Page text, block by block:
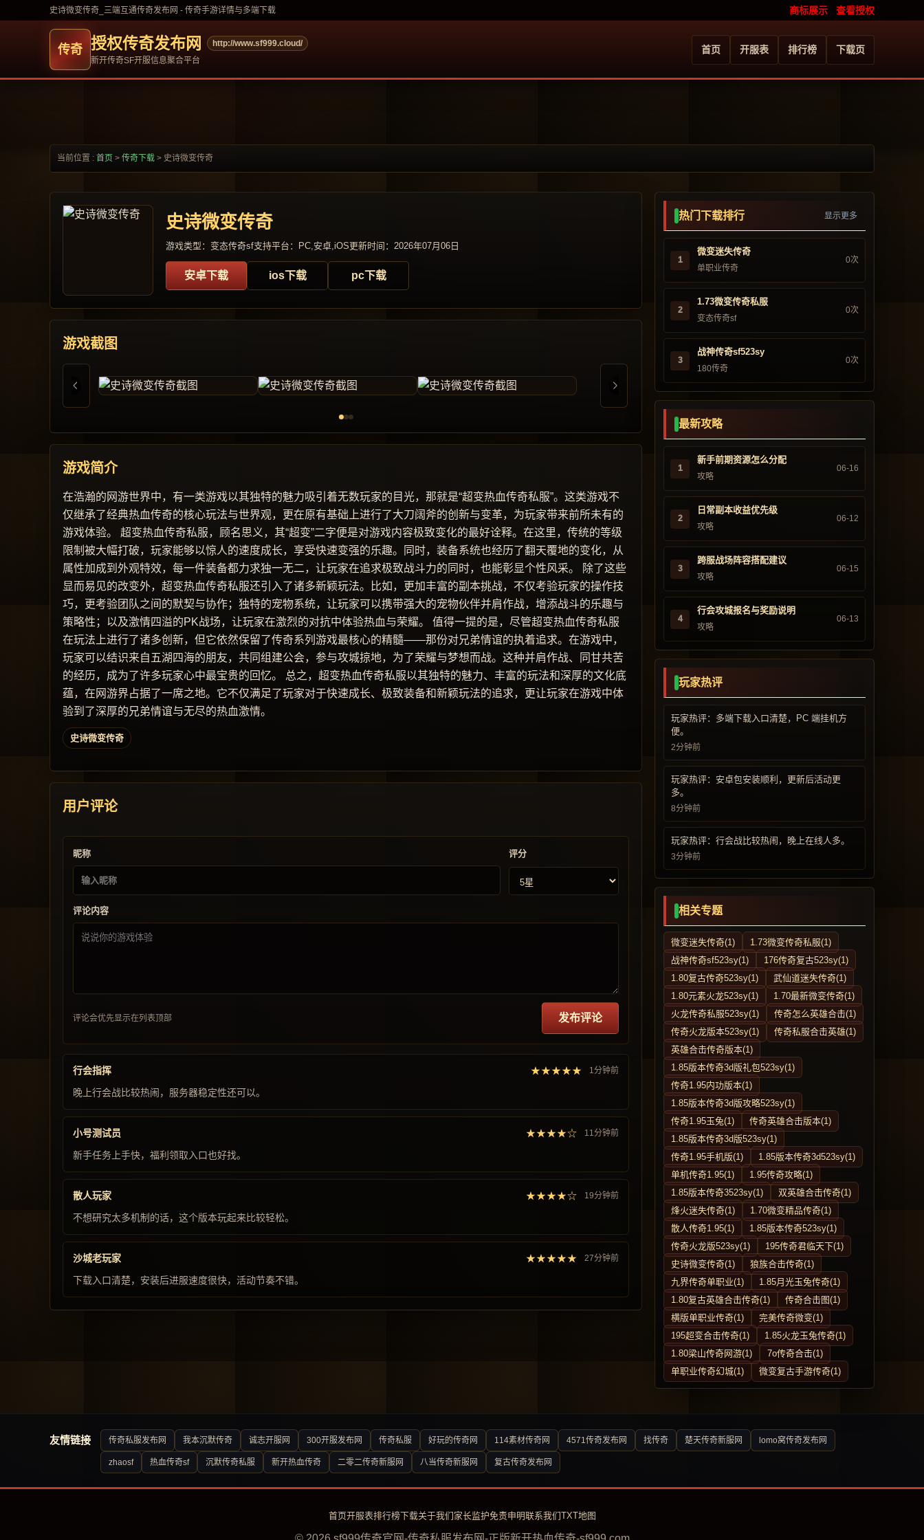
史诗微变传奇_三端互通传奇发布网 - 传奇手游详情与多端下载 商标展示 查看授权
授权传奇发布网
http://www.sf999.cloud/
新开传奇SF开服信息聚合平台
首页 开服表 排行榜 下载页
当前位置 : 首页 > 传奇下载 > 史诗微变传奇
史诗微变传奇
游戏类型：变态传奇sf支持平台：PC,安卓,iOS更新时间：2026年07月06日
安卓下载 ios下载 pc下载
游戏截图
游戏简介
在浩瀚的网游世界中，有一类游戏以其独特的魅力吸引着无数玩家的目光，那就是“超变热血传奇私服”。这类游戏不
仅继承了经典热血传奇的核心玩法与世界观，更在原有基础上进行了大刀阔斧的创新与变革，为玩家带来前所未有的
游戏体验。 超变热血传奇私服，顾名思义，其“超变”二字便是对游戏内容极致变化的最好诠释。在这里，传统的等级
限制被大幅打破，玩家能够以惊人的速度成长，享受快速变强的乐趣。同时，装备系统也经历了翻天覆地的变化，从
属性加成到外观特效，每一件装备都力求独一无二，让玩家在追求极致战斗力的同时，也能彰显个性风采。 除了这些
显而易见的改变外，超变热血传奇私服还引入了诸多新颖玩法。比如，更加丰富的副本挑战，不仅考验玩家的操作技
巧，更考验团队之间的默契与协作；独特的宠物系统，让玩家可以携带强大的宠物伙伴并肩作战，增添战斗的乐趣与
策略性；以及激情四溢的PK战场，让玩家在激烈的对抗中体验热血与荣耀。 值得一提的是，尽管超变热血传奇私服
在玩法上进行了诸多创新，但它依然保留了传奇系列游戏最核心的精髓——那份对兄弟情谊的执着追求。在游戏中，
玩家可以结识来自五湖四海的朋友，共同组建公会，参与攻城掠地，为了荣耀与梦想而战。这种并肩作战、同甘共苦
的经历，成为了许多玩家心中最宝贵的回忆。 总之，超变热血传奇私服以其独特的魅力、丰富的玩法和深厚的文化底
蕴，在网游界占据了一席之地。它不仅满足了玩家对于快速成长、极致装备和新颖玩法的追求，更让玩家在游戏中体
验到了深厚的兄弟情谊与无尽的热血激情。
史诗微变传奇
用户评论
昵称 评分
评论内容
评论会优先显示在列表顶部 发布评论
行会指挥 ★★★★★ 1分钟前
晚上行会战比较热闹，服务器稳定性还可以。
小号测试员 ★★★★☆ 11分钟前
新手任务上手快，福利领取入口也好找。
散人玩家 ★★★★☆ 19分钟前
不想研究太多机制的话，这个版本玩起来比较轻松。
沙城老玩家 ★★★★★ 27分钟前
下载入口清楚，安装后进服速度很快，活动节奏不错。
热门下载排行 显示更多
1
微变迷失传奇
单职业传奇
0次
2
1.73微变传奇私服
变态传奇sf
0次
3
战神传奇sf523sy
180传奇
0次
最新攻略
1
新手前期资源怎么分配
攻略
06-16
2
日常副本收益优先级
攻略
06-12
3
跨服战场阵容搭配建议
攻略
06-15
4
行会攻城报名与奖励说明
攻略
06-13
玩家热评
玩家热评：多端下载入口清楚，PC 端挂机方
便。
2分钟前
玩家热评：安卓包安装顺利，更新后活动更
多。
8分钟前
玩家热评：行会战比较热闹，晚上在线人多。
3分钟前
相关专题
微变迷失传奇(1)
1.73微变传奇私服(1)
战神传奇sf523sy(1)
176传奇复古523sy(1)
1.80复古传奇523sy(1)
武仙道迷失传奇(1)
1.80元素火龙523sy(1)
1.70最新微变传奇(1)
火龙传奇私服523sy(1)
传奇怎么英雄合击(1)
传奇火龙版本523sy(1)
传奇私服合击英雄(1)
英雄合击传奇版本(1)
1.85版本传奇3d版礼包523sy(1)
传奇1.95内功版本(1)
1.85版本传奇3d版攻略523sy(1)
传奇1.95玉兔(1)
传奇英雄合击版本(1)
1.85版本传奇3d版523sy(1)
传奇1.95手机版(1)
1.85版本传奇3d523sy(1)
单机传奇1.95(1)
1.95传奇攻略(1)
1.85版本传奇3523sy(1)
双英雄合击传奇(1)
烽火迷失传奇(1)
1.70微变精品传奇(1)
散人传奇1.95(1)
1.85版本传奇523sy(1)
传奇火龙版523sy(1)
195传奇君临天下(1)
史诗微变传奇(1)
狼族合击传奇(1)
九界传奇单职业(1)
1.85月光玉兔传奇(1)
1.80复古英雄合击传奇(1)
传奇合击图(1)
横版单职业传奇(1)
完美传奇微变(1)
195超变合击传奇(1)
1.85火龙玉兔传奇(1)
1.80梁山传奇网游(1)
7o传奇合击(1)
单职业传奇幻城(1)
微变复古手游传奇(1)
友情链接 传奇私服发布网 我本沉默传奇 诚志开服网 300开服发布网 传奇私服 好玩的传奇网 114素材传奇网 4571传奇发布网 找传奇 楚天传奇新服网 lomo窝传奇发布网
zhaosf 热血传奇sf 沉默传奇私服 新开热血传奇 二零二传奇新服网 八当传奇新服网 复古传奇发布网
首页开服表排行榜下载关于我们 家长监护免责申明联系我们TXT地图